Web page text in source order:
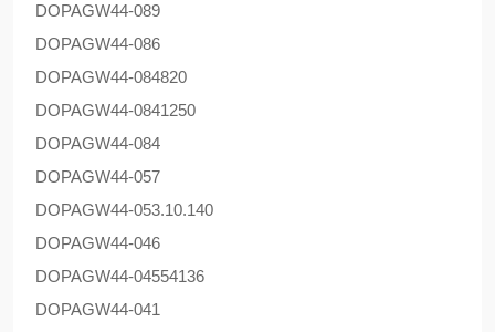
DOPAGW44-089
DOPAGW44-086
DOPAGW44-084820
DOPAGW44-0841250
DOPAGW44-084
DOPAGW44-057
DOPAGW44-053.10.140
DOPAGW44-046
DOPAGW44-04554136
DOPAGW44-041